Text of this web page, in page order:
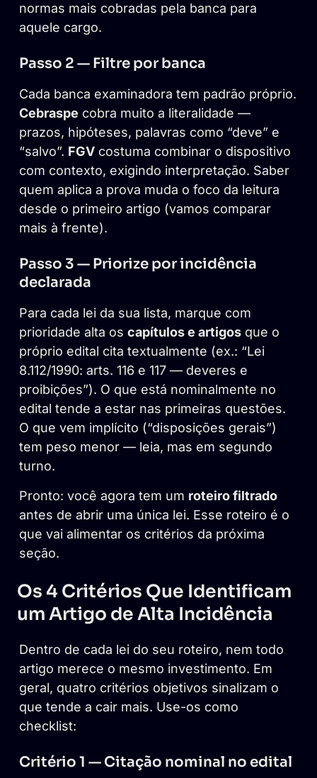
normas mais cobradas pela banca para
aquele cargo.
Passo 2 — Filtre por banca
Cada banca examinadora tem padrão próprio.
Cebraspe cobra muito a literalidade —
prazos, hipóteses, palavras como “deve” e
“salvo”. FGV costuma combinar o dispositivo
com contexto, exigindo interpretação. Saber
quem aplica a prova muda o foco da leitura
desde o primeiro artigo (vamos comparar
mais à frente).
Passo 3 — Priorize por incidência
declarada
Para cada lei da sua lista, marque com
prioridade alta os capítulos e artigos que o
próprio edital cita textualmente (ex.: “Lei
8.112/1990: arts. 116 e 117 — deveres e
proibições”). O que está nominalmente no
edital tende a estar nas primeiras questões.
O que vem implícito (“disposições gerais”)
tem peso menor — leia, mas em segundo
turno.
Pronto: você agora tem um roteiro filtrado
antes de abrir uma única lei. Esse roteiro é o
que vai alimentar os critérios da próxima
seção.
Os 4 Critérios Que Identificam
um Artigo de Alta Incidência
Dentro de cada lei do seu roteiro, nem todo
artigo merece o mesmo investimento. Em
geral, quatro critérios objetivos sinalizam o
que tende a cair mais. Use-os como
checklist:
Critério 1 — Citação nominal no edital